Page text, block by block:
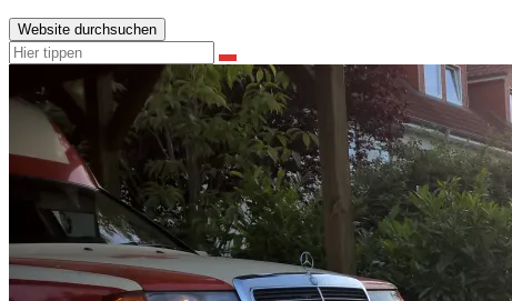
Website durchsuchen
Suchen
nach:
Suchen